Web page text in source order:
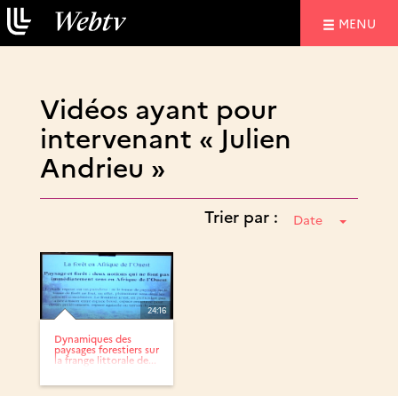
MENU
Vidéos ayant pour
intervenant « Julien
Andrieu »
Trier par : Date
24:16
Dynamiques des
paysages forestiers sur
la frange littorale de...